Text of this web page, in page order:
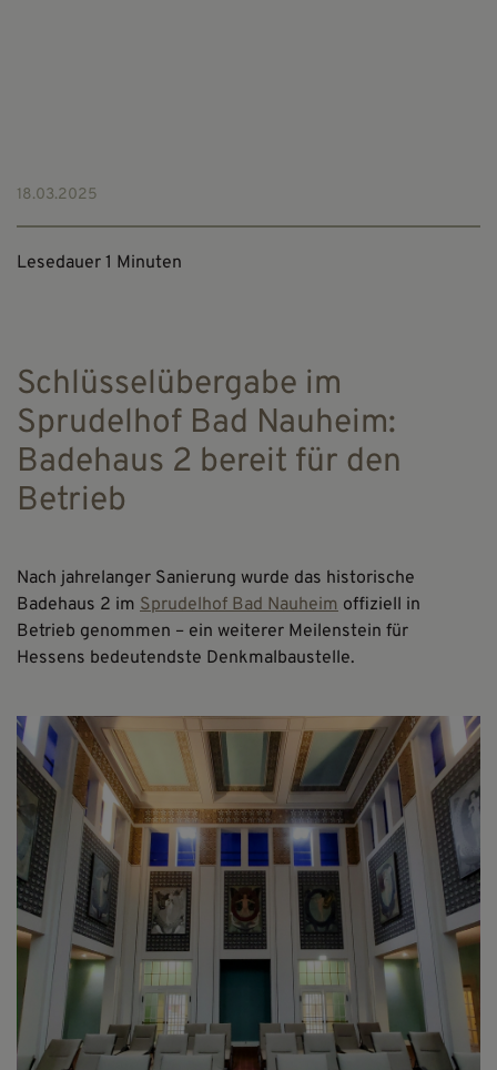
18.03.2025
Lesedauer 1 Minuten
Schlüsselübergabe im
Sprudelhof Bad Nauheim:
Badehaus 2 bereit für den
Betrieb
Nach jahrelanger Sanierung wurde das historische
Badehaus 2 im Sprudelhof Bad Nauheim offiziell in
Betrieb genommen – ein weiterer Meilenstein für
Hessens bedeutendste Denkmalbaustelle.